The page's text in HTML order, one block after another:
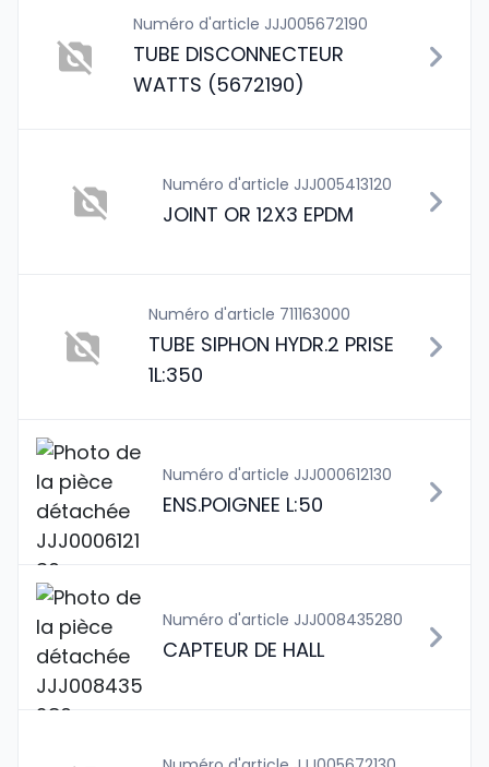
Numéro d'article JJJ005672190
TUBE DISCONNECTEUR
WATTS (5672190)
Numéro d'article JJJ005413120
JOINT OR 12X3 EPDM
Numéro d'article 711163000
TUBE SIPHON HYDR.2 PRISE
1L:350
Numéro d'article JJJ000612130
ENS.POIGNEE L:50
Numéro d'article JJJ008435280
CAPTEUR DE HALL